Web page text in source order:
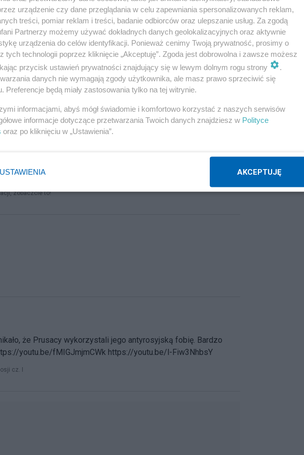
proszę nie ryzykować. Wystarczy skłonienie głowy i stuknięcie
znać, bo piekło by mu zamarzło. Nawrocki i Szpytma
w kamieniu dla potomnych.
zobaczcie to!
że Prusacy wykorzystali jego antyrosyjską fobię. Bardzo
youtu.be/fMIGJmjmCWk https://youtu.be/l-Fiw3NhbsY
cz. I
urządzenie czy dane przeglądania w celu zapewniania spersonalizowanych reklam,
treści, pomiar reklam i treści, badanie odbiorców oraz ulepszanie usług. Za zgodą
Partnerzy możemy używać dokładnych danych geolokalizacyjnych oraz aktywnie
urządzenia do celów identyfikacji. Ponieważ cenimy Twoją prywatność, prosimy o
tych technologii poprzez kliknięcie „Akceptuję”. Zgoda jest dobrowolna i zawsze możesz
przycisk ustawień prywatności znajdujący się w lewym dolnym rogu strony
.
danych nie wymagają zgody użytkownika, ale masz prawo sprzeciwić się
Preferencje będą miały zastosowania tylko na tej witrynie.
informacjami, abyś mógł świadomie i komfortowo korzystać z naszych serwisów
informacje dotyczące przetwarzania Twoich danych znajdziesz w Polityce
oraz po kliknięciu w „Ustawienia”.
USTAWIENIA AKCEPTUJĘ